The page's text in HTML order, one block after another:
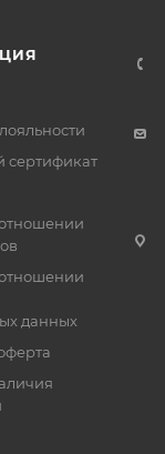
данных